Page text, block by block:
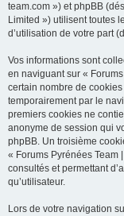
team.com ») et phpBB
Limited ») utilisent toutes
d’utilisation de votre part
Vos informations sont
en naviguant sur «
certain nombre de
temporairement par le
premiers cookies ne
anonyme de session qui
phpBB. Un troisième
« Forums Pyrénées Team
consultés et permettant
qu’utilisateur.
Lors de votre navigation